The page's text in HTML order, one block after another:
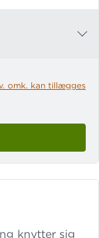
omk. kan tillægges
knytter sig